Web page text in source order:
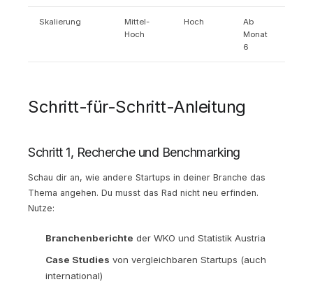
Skalierung
Mittel-
Hoch
Hoch
Ab
Monat
6
Schritt-für-Schritt-Anleitung
Schritt 1, Recherche und Benchmarking
Schau dir an, wie andere Startups in deiner Branche das
Thema angehen. Du musst das Rad nicht neu erfinden.
Nutze:
Branchenberichte der WKO und Statistik Austria
Case Studies von vergleichbaren Startups (auch
international)